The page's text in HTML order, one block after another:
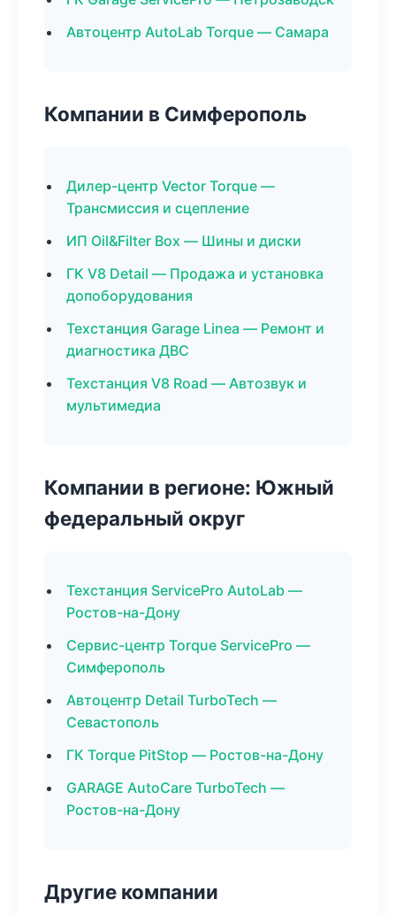
Автоцентр AutoLab Torque — Самара
Компании в Симферополь
Дилер-центр Vector Torque —
Трансмиссия и сцепление
ИП Oil&Filter Box — Шины и диски
ГК V8 Detail — Продажа и установка
допоборудования
Техстанция Garage Linea — Ремонт и
диагностика ДВС
Техстанция V8 Road — Автозвук и
мультимедиа
Компании в регионе: Южный
федеральный округ
Техстанция ServicePro AutoLab —
Ростов-на-Дону
Сервис-центр Torque ServicePro —
Симферополь
Автоцентр Detail TurboTech —
Севастополь
ГК Torque PitStop — Ростов-на-Дону
GARAGE AutoCare TurboTech —
Ростов-на-Дону
Другие компании